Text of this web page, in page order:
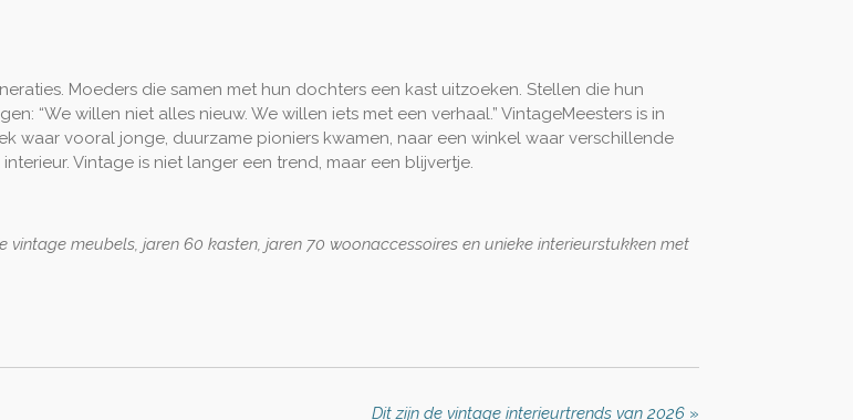
Moeders die samen met hun dochters een kast uitzoeken. Stellen die hun
“We willen niet alles nieuw. We willen iets met een verhaal.” VintageMeesters is in
waar vooral jonge, duurzame pioniers kwamen, naar een winkel waar verschillende
Vintage is niet langer een trend, maar een blijvertje.
meubels, jaren 60 kasten, jaren 70 woonaccessoires en unieke interieurstukken met
Dit zijn de vintage interieurtrends van 2026 »